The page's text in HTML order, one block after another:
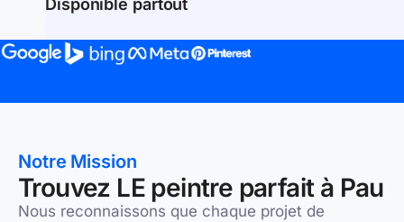
Disponible partout
Notre Mission
Trouvez LE peintre parfait à Pau
Nous reconnaissons que chaque projet de